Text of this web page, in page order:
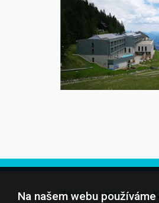
Zájezdy Last minute
Na našem webu